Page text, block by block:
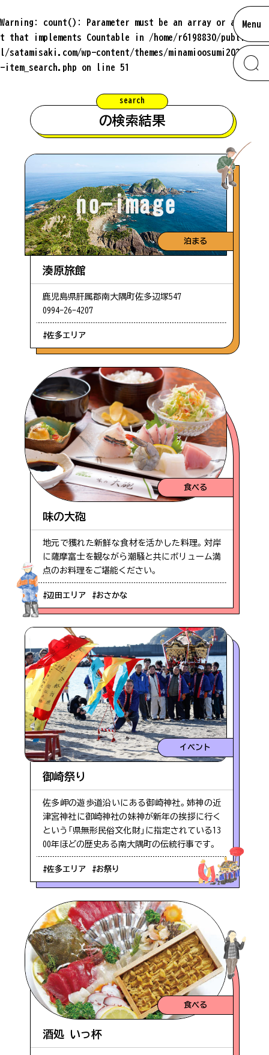
お知らせ
南大隅のあれこれ
ムービー
パンフレット
当協会について
#海鮮
#定食
#ファミリー向け
#車椅子
#珍しい
#自然
#おさかな
#夕日がきれい
#気持ちいい
#海水浴
#根占エリア
#バンガロー
#景色
#辺塚エリア
#歴史
Menu
混雑状況について
【留意事項】
混雑状況は、観光シーズンなど特に混雑が予想され
る際に、スタッフが駐車場の混み具合を直接確認し
た上で掲載をしています。できる限り最新の情報を
ご提供できるよう努めておりますが、混雑状況は常
に変化をしておりますので、あくまでも目安として
Warning : count(): Parameter must be an array or an objec
t that implements Countable in
/home/r6198830/public_htm
l/satamisaki.com/wp-content/themes/minamioosumi2024/page
-item_search.php on line 51
の検索結果
search
泊まる
湊原旅館
鹿児島県肝属郡南大隅町佐多辺塚547
0994-26-4207
#佐多エリア
食べる
味の大砲
地元で獲れた新鮮な食材を活かした料理。対岸
に薩摩富士を観ながら潮騒と共にボリューム満
点のお料理をご堪能ください。
#辺田エリア #おさかな
イベント
御崎祭り
佐多岬の遊歩道沿いにある御崎神社。姉神の近
津宮神社に御崎神社の妹神が新年の挨拶に行く
という「県無形民俗文化財」に指定されている13
00年ほどの歴史ある南大隅町の伝統行事です。
#佐多エリア #お祭り
食べる
酒処 いっ杯